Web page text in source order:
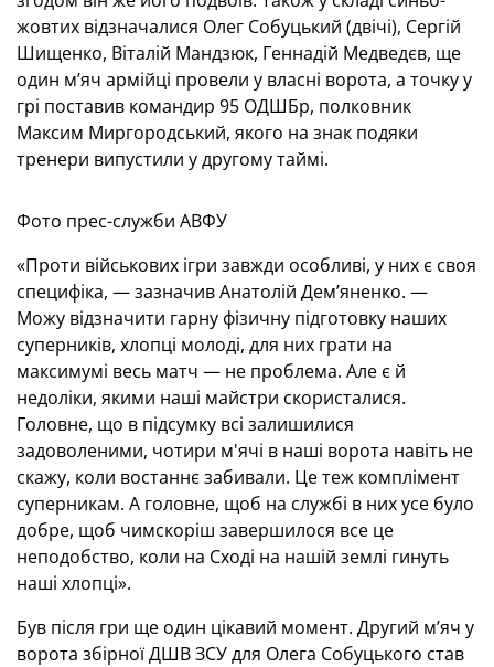
жовтих відзначалися Олег Собуцький (двічі), Сергій
Шищенко, Віталій Мандзюк, Геннадій Медведєв, ще
один м’яч армійці провели у власні ворота, а точку у
грі поставив командир 95 ОДШБр, полковник
Максим Миргородський, якого на знак подяки
тренери випустили у другому таймі.
Фото прес-служби АВФУ
«Проти військових ігри завжди особливі, у них є своя
специфіка, — зазначив Анатолій Дем’яненко. —
Можу відзначити гарну фізичну підготовку наших
суперників, хлопці молоді, для них грати на
максимумі весь матч — не проблема. Але є й
недоліки, якими наші майстри скористалися.
Головне, що в підсумку всі залишилися
задоволеними, чотири м'ячі в наші ворота навіть не
скажу, коли востаннє забивали. Це теж комплімент
суперникам. А головне, щоб на службі в них усе було
добре, щоб чимскоріш завершилося все це
неподобство, коли на Сході на нашій землі гинуть
наші хлопці».
Був після гри ще один цікавий момент. Другий м’яч у
ворота збірної ДШВ ЗСУ для Олега Собуцького став